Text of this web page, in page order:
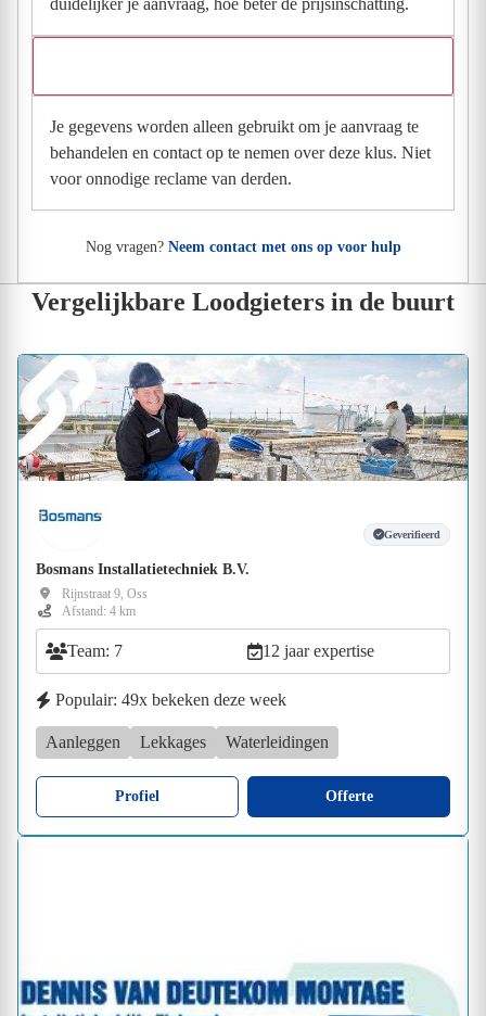
duidelijker je aanvraag, hoe beter de prijsinschatting.
Je gegevens worden alleen gebruikt om je aanvraag te
behandelen en contact op te nemen over deze klus. Niet
voor onnodige reclame van derden.
Nog vragen? Neem contact met ons op voor hulp
Vergelijkbare Loodgieters in de buurt
Geverifieerd
Bosmans Installatietechniek B.V.
Rijnstraat 9, Oss
Afstand: 4 km
Team: 7 12 jaar expertise
Populair: 49x bekeken deze week
Aanleggen Lekkages Waterleidingen
Profiel Offerte